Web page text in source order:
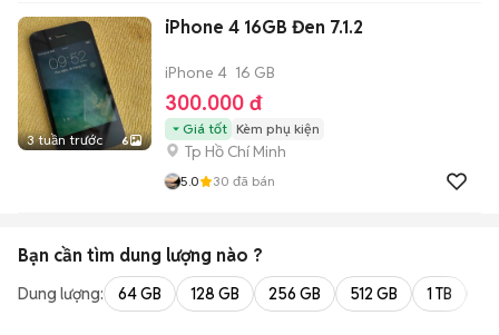
3 tuần trước 6
iPhone 4 16GB Đen 7.1.2
iPhone 4 16 GB
300.000 đ
Giá tốt Kèm phụ kiện
Tp Hồ Chí Minh
5.0 30 đã bán
Bạn cần tìm dung lượng nào ?
Dung lượng: 64 GB 128 GB 256 GB 512 GB 1 TB